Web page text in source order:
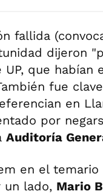
fallida
dijeron
que habían
fue
en
por
Auditoría
en el
un lado, Mario